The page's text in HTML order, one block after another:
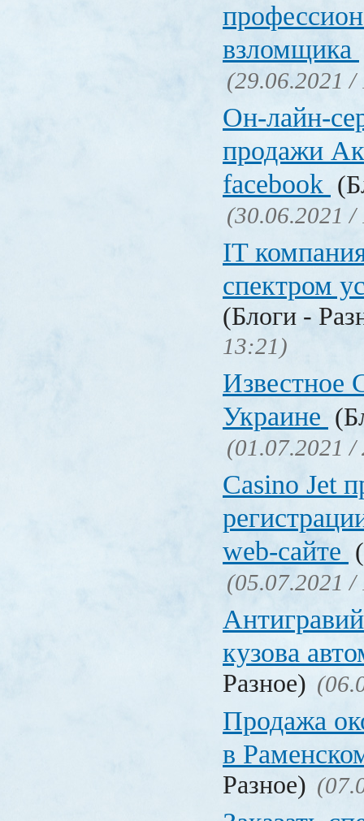
взломщика
(29.06.2021 /
Он-лайн-
продажи
facebook
(30.06.2021 /
IT
спектром
(Блоги -
13:21)
Известное
Украине
(01.07.2021 /
Сasino Jet
web-сайте
(05.07.2021 /
кузова
Разное)
Продажа
в
Разное)